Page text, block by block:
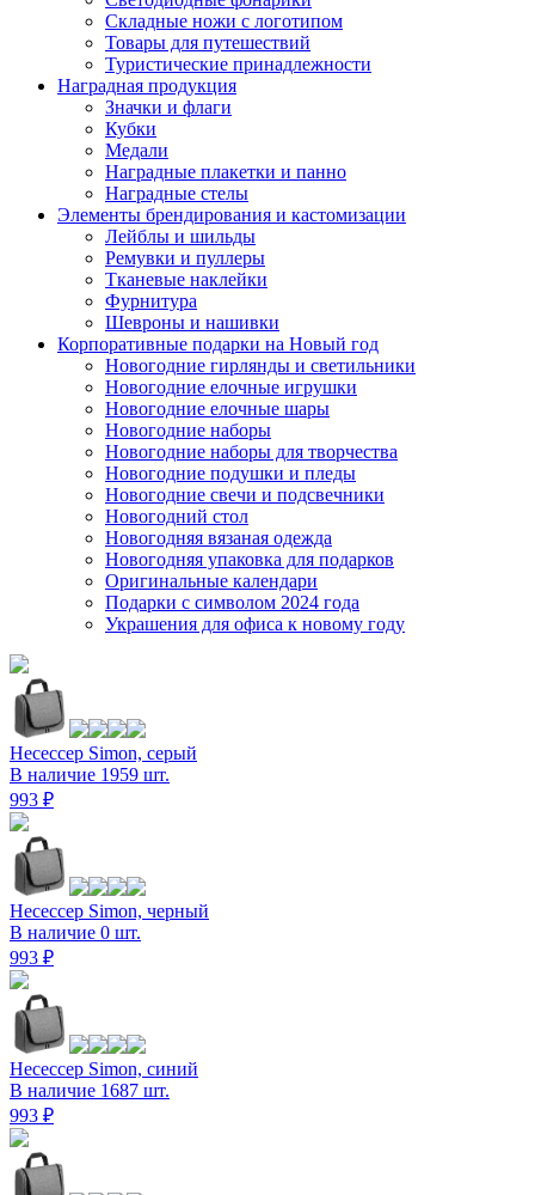
Складные ножи с логотипом
Товары для путешествий
Туристические принадлежности
Наградная продукция
Значки и флаги
Кубки
Медали
Наградные плакетки и панно
Наградные стелы
Элементы брендирования и кастомизации
Лейблы и шильды
Ремувки и пуллеры
Тканевые наклейки
Фурнитура
Шевроны и нашивки
Корпоративные подарки на Новый год
Новогодние гирлянды и светильники
Новогодние елочные игрушки
Новогодние елочные шары
Новогодние наборы
Новогодние наборы для творчества
Новогодние подушки и пледы
Новогодние свечи и подсвечники
Новогодний стол
Новогодняя вязаная одежда
Новогодняя упаковка для подарков
Оригинальные календари
Подарки с символом 2024 года
Украшения для офиса к новому году
Несессер Simon, серый
В наличие 1959 шт.
993 ₽
Несессер Simon, черный
В наличие 0 шт.
993 ₽
Несессер Simon, синий
В наличие 1687 шт.
993 ₽